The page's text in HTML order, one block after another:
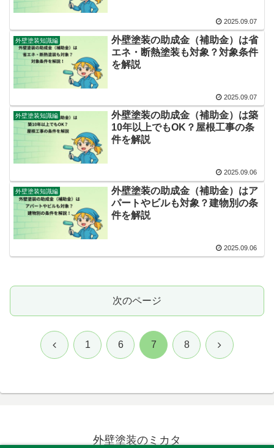
2025.09.07
外壁塗装知識編
外壁塗装の助成金（補助金）は省
エネ・断熱塗装も対象？対象条件
を解説
2025.09.07
外壁塗装知識編
外壁塗装の助成金（補助金）は築
10年以上でもOK？屋根工事の条
件を解説
2025.09.06
外壁塗装知識編
外壁塗装の助成金（補助金）はア
パートやビルも対象？建物別の条
件を解説
2025.09.06
次のページ
前 1 6 7 8 次
外壁塗装のミカタ